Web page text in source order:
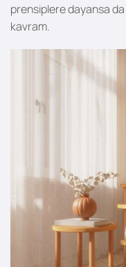
prensiplere dayansa da
kavram.